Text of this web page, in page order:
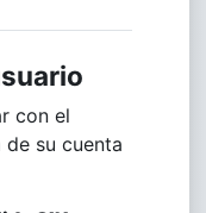
con el
su cuenta